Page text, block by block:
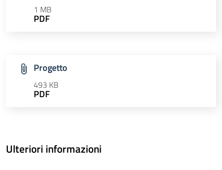
1 MB
PDF
Progetto
493 KB
PDF
Ulteriori informazioni